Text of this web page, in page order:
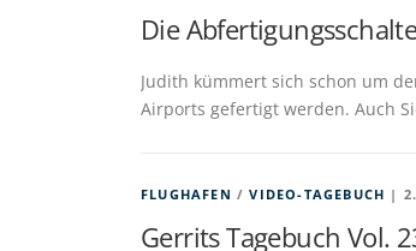
Die
Judith kümmert sich schon um
Airports gefertigt werden. Auch
FLUGHAFEN /VIDEO-TAGEBUCH | 2.
Gerrits Tagebuch Vol.